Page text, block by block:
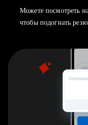
Можете посмотреть
чтобы подогнать